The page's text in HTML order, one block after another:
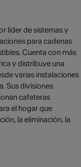
líder de sistemas y
para cadenas
Cuenta con más
y distribuye una
varias instalaciones
Sus divisiones
cafeteras
el hogar que
la eliminación, la